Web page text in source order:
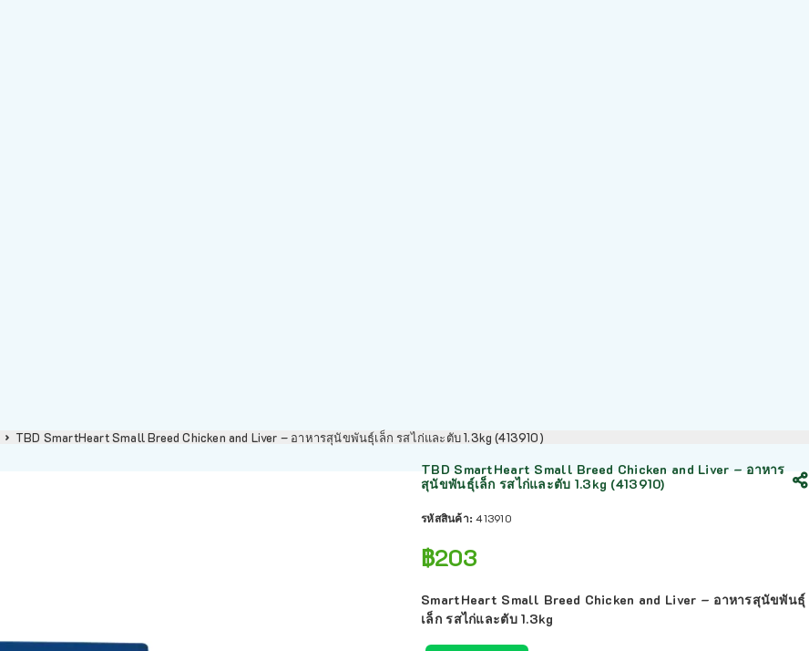
TBD SmartHeart Small Breed Chicken and Liver – อาหารสุนัขพันธุ์เล็ก รสไก่และตับ 1.3kg (413910)
TBD SmartHeart Small Breed Chicken and Liver – อาหาร
สุนัขพันธุ์เล็ก รสไก่และตับ 1.3kg (413910)
รหัสสินค้า:413910
฿203
SmartHeart Small Breed Chicken and Liver – อาหารสุนัขพันธุ์
เล็ก รสไก่และตับ 1.3kg